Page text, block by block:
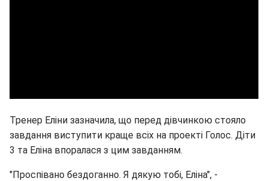
Тренер Еліни зазначила, що перед дівчинкою стояло
завдання виступити краще всіх на проекті Голос. Діти
3 та Еліна впоралася з цим завданням.
"Проспівано бездоганно. Я дякую тобі, Еліна", -